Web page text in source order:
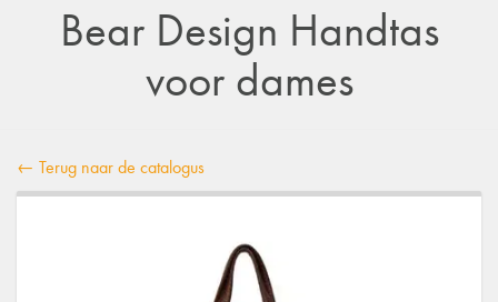
Bear Design Handtas
voor dames
← Terug naar de catalogus